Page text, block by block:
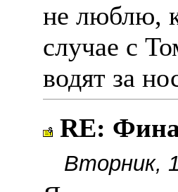
не люблю,
случае с
водят за
RE:
Вторник,